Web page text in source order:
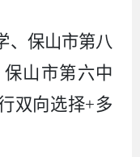
、保山市第八
山市第六中
双向选择+多